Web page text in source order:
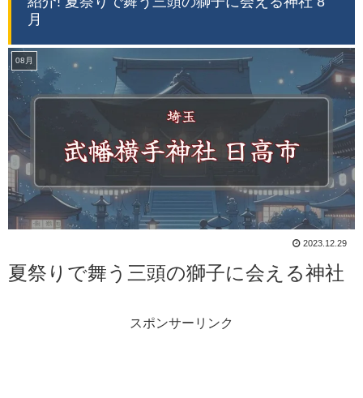
月
08月
2023.12.29
夏祭りで舞う三頭の獅子に会える神社
スポンサーリンク